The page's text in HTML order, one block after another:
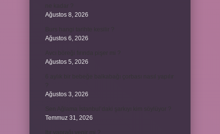
Ağustos 8, 2026
Ağustos 6, 2026
Ağustos 5, 2026
Ağustos 3, 2026
Temmuz 31, 2026